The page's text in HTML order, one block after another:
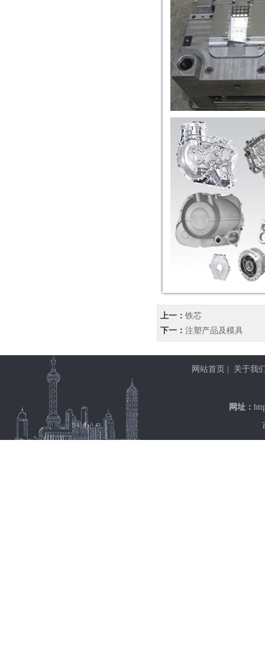
上一： 铁芯
下一： 注塑产品及模具
网站首页 关于我
网址：